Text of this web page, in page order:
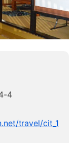
4
travel/cit_1